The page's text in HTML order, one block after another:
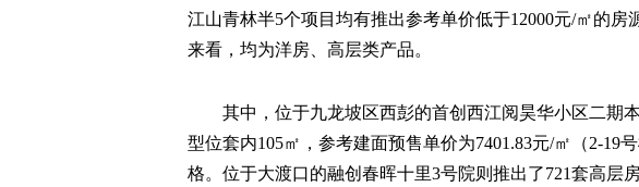
江山青林半5个项目均有推出参考单价低于12000元/㎡的房
来看，均为洋房、高层类产品。
其中，位于九龙坡区西彭的首创西江阅昊华小区二期
型位套内105㎡，参考建面预售单价为7401.83元/㎡（2-19
格。位于大渡口的融创春晖十里3号院则推出了721套高层